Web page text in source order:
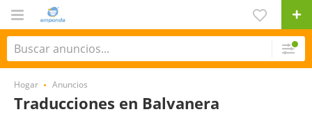
Hogar Anuncios
Traducciones en Balvanera